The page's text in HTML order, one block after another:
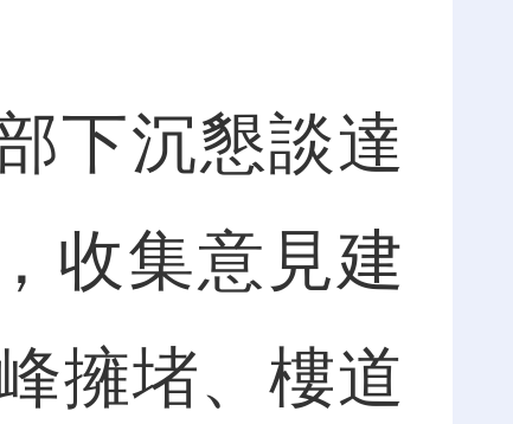
下沉懇談達
收集意見建
擁堵、樓道